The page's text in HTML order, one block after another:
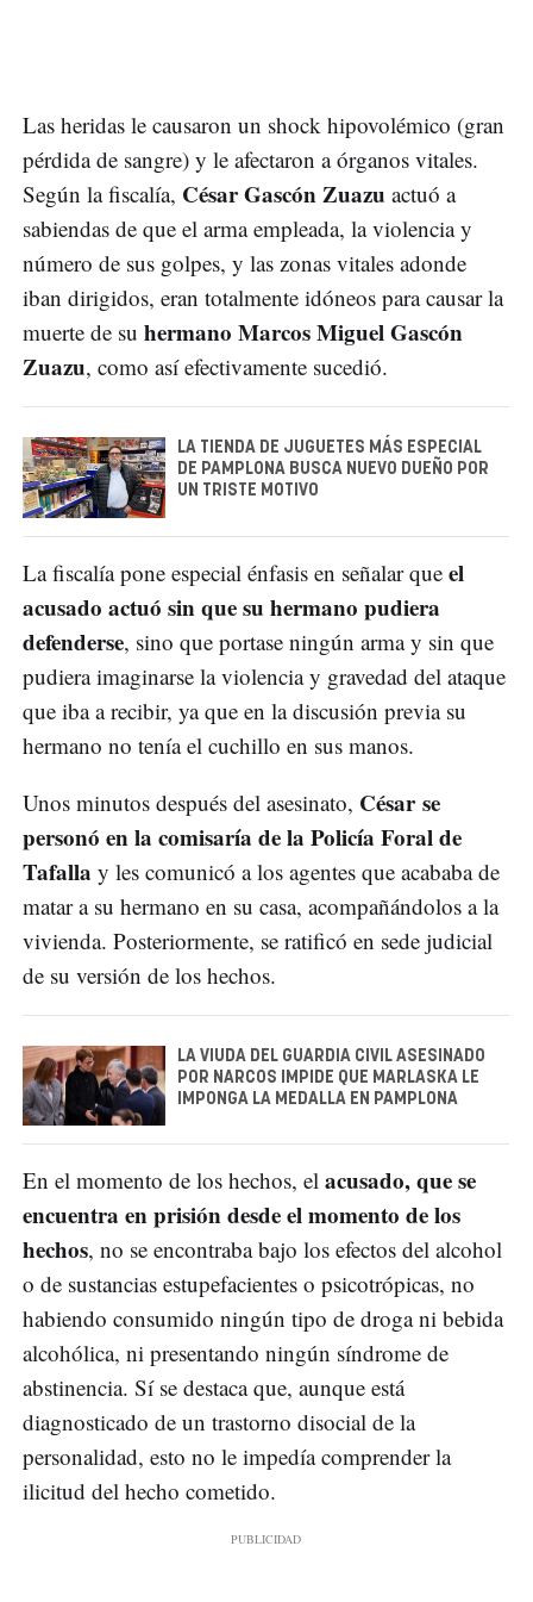
Las heridas le causaron un shock hipovolémico (gran
pérdida de sangre) y le afectaron a órganos vitales.
Según la fiscalía, César Gascón Zuazu actuó a
sabiendas de que el arma empleada, la violencia y
número de sus golpes, y las zonas vitales adonde
iban dirigidos, eran totalmente idóneos para causar la
muerte de su hermano Marcos Miguel Gascón
Zuazu, como así efectivamente sucedió.
LA TIENDA DE JUGUETES MÁS ESPECIAL
DE PAMPLONA BUSCA NUEVO DUEÑO POR
UN TRISTE MOTIVO
La fiscalía pone especial énfasis en señalar que el
acusado actuó sin que su hermano pudiera
defenderse, sino que portase ningún arma y sin que
pudiera imaginarse la violencia y gravedad del ataque
que iba a recibir, ya que en la discusión previa su
hermano no tenía el cuchillo en sus manos.
Unos minutos después del asesinato, César se
personó en la comisaría de la Policía Foral de
Tafalla y les comunicó a los agentes que acababa de
matar a su hermano en su casa, acompañándolos a la
vivienda. Posteriormente, se ratificó en sede judicial
de su versión de los hechos.
LA VIUDA DEL GUARDIA CIVIL ASESINADO
POR NARCOS IMPIDE QUE MARLASKA LE
IMPONGA LA MEDALLA EN PAMPLONA
En el momento de los hechos, el acusado, que se
encuentra en prisión desde el momento de los
hechos, no se encontraba bajo los efectos del alcohol
o de sustancias estupefacientes o psicotrópicas, no
habiendo consumido ningún tipo de droga ni bebida
alcohólica, ni presentando ningún síndrome de
abstinencia. Sí se destaca que, aunque está
diagnosticado de un trastorno disocial de la
personalidad, esto no le impedía comprender la
ilicitud del hecho cometido.